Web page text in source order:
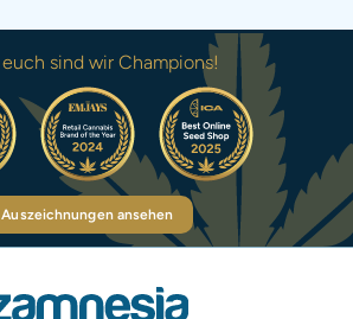
euch sind wir Champions!
Auszeichnungen ansehen